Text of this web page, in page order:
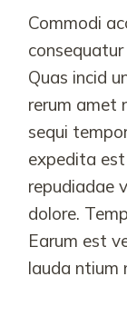
Commodi
Quas incid
rerum amet
sequi
expedita
repudiadae
dolore.
Earum est
lauda ntium